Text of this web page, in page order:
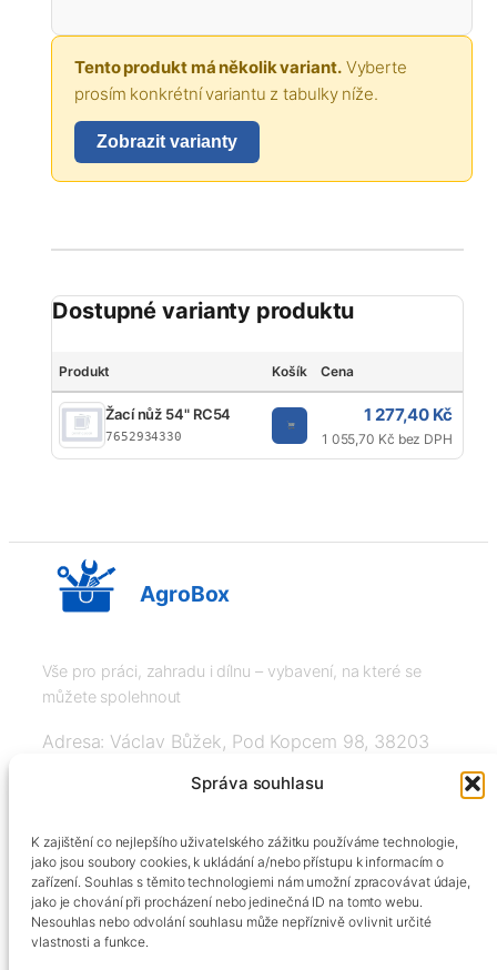
Správa souhlasu
K zajištění co nejlepšího uživatelského zážitku používáme technologie,
jako jsou soubory cookies, k ukládání a/nebo přístupu k informacím o
zařízení. Souhlas s těmito technologiemi nám umožní zpracovávat údaje,
jako je chování při procházení nebo jedinečná ID na tomto webu.
Nesouhlas nebo odvolání souhlasu může nepříznivě ovlivnit určité
vlastnosti a funkce.
Tento produkt má několik variant.Vyberte
prosím konkrétní variantu z tabulky níže.
Zobrazit varianty
Dostupné varianty produktu
Produkt Košík Cena
Žací nůž 54" RC54
7652934330
1 277,40 Kč
1 055,70 Kč bez DPH
AgroBox
Vše pro práci, zahradu i dílnu – vybavení, na které se
můžete spolehnout
Adresa: Václav Bůžek, Pod Kopcem 98, 38203
+420606334248, info@agrobox.cz